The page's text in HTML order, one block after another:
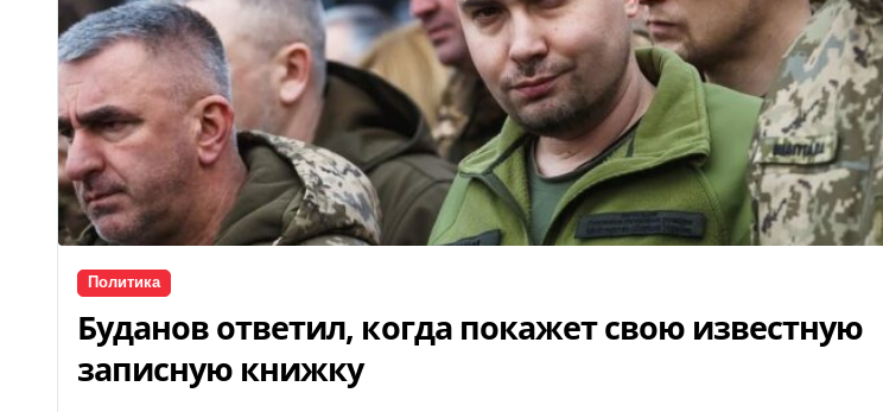
Политика
Буданов ответил, когда покажет свою известную
записную книжку